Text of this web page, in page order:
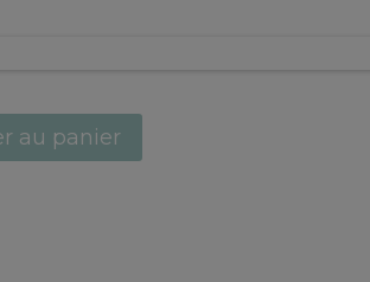
au panier